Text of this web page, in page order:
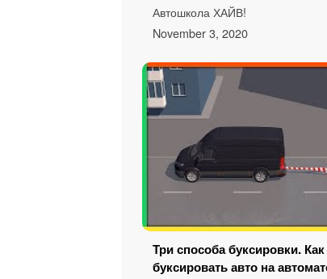
Автошкола ХАЙВ!
November 3, 2020
Три способа буксировки.
буксировать авто на